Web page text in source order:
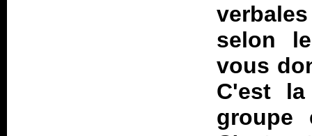
selon
vous
C'est
groupe